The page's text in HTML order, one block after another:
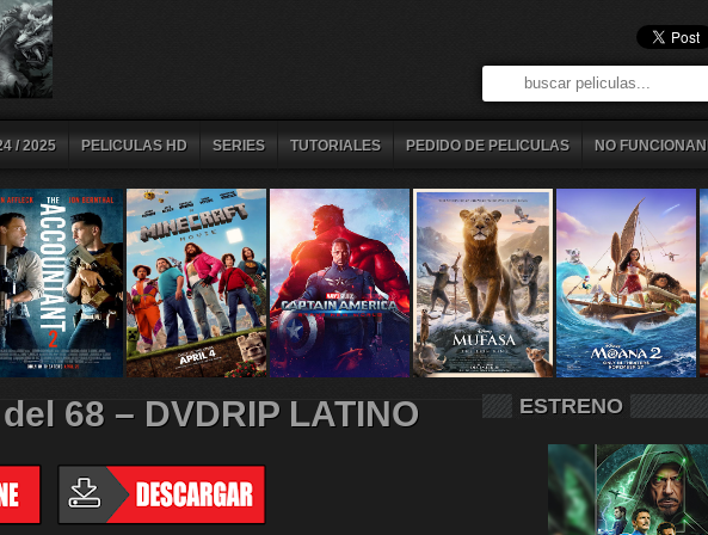
/ 2025 PELICULAS HD SERIES TUTORIALES PEDIDO DE PELICULAS NO FUNCIONAN
68 – DVDRIP LATINO ESTRENO